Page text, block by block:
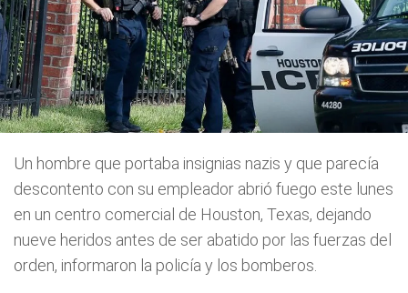
Un hombre que portaba insignias nazis y que parecía
descontento con su empleador abrió fuego este lunes
en un centro comercial de Houston, Texas, dejando
nueve heridos antes de ser abatido por las fuerzas del
orden, informaron la policía y los bomberos.